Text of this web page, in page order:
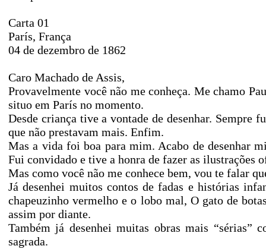
Carta 01
París, França
04 de dezembro de 1862
Caro Machado de Assis,
Provavelmente você não me conheça. Me chamo
situo em París no momento.
Desde criança tive a vontade de desenhar. Sempre
que não prestavam mais. Enfim.
Mas a vida foi boa para mim. Acabo de desenhar
Fui convidado e tive a honra de fazer as ilustrações
Mas como você não me conhece bem, vou te falar
Já desenhei muitos contos de fadas e histórias
chapeuzinho vermelho e o lobo mal, O gato de
assim por diante.
Também já desenhei muitas obras mais
sagrada.